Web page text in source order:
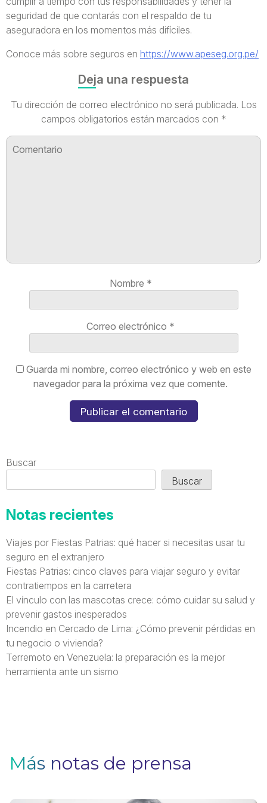
seguridad de que contarás con el respaldo de tu
aseguradora en los momentos más difíciles.
Conoce más sobre seguros en https://www.apeseg.org.pe/
Deja una respuesta
Tu dirección de correo electrónico no será publicada. Los
campos obligatorios están marcados con *
Nombre *
Correo electrónico *
Guarda mi nombre, correo electrónico y web en este
navegador para la próxima vez que comente.
Buscar
Buscar
Notas recientes
Viajes por Fiestas Patrias: qué hacer si necesitas usar tu
seguro en el extranjero
Fiestas Patrias: cinco claves para viajar seguro y evitar
contratiempos en la carretera
El vínculo con las mascotas crece: cómo cuidar su salud y
prevenir gastos inesperados
Incendio en Cercado de Lima: ¿Cómo prevenir pérdidas en
tu negocio o vivienda?
Terremoto en Venezuela: la preparación es la mejor
herramienta ante un sismo
Más notas de prensa